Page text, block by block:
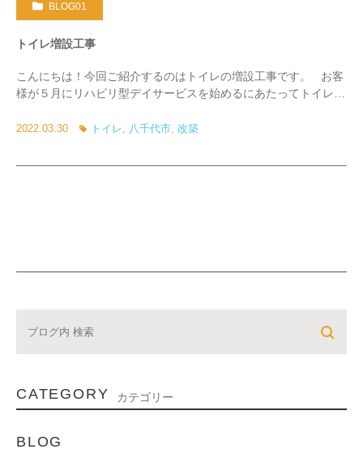
BLOG01
トイレ増設工事
こんにちは！今回ご紹介するのはトイレの増設工事です。 お客
様が５月にリハビリ型デイサービスを始めるにあたってトイレを
& […]
2022.03.30 トイレ, 八千代市, 改築
CATEGORY カテゴリー
BLOG